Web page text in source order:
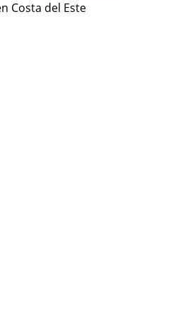
Costa del Este